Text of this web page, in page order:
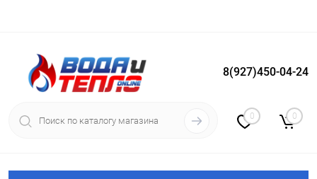
Вход Регистрация
8(927)450-04-24
0 0